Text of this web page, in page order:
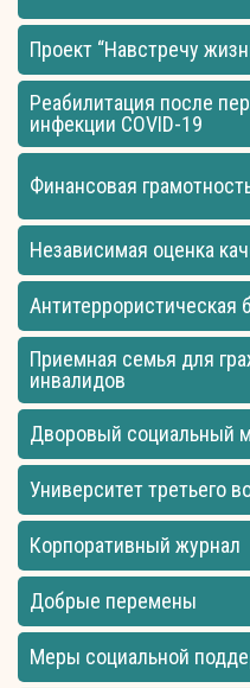
Проект “Навстречу
Реабилитация после
инфекции COVID-19
Финансовая
Независимая оценка
Антитеррористическая
Приемная семья для
инвалидов
Дворовый социальный
Университет третьего
Корпоративный журнал
Добрые перемены
Меры социальной